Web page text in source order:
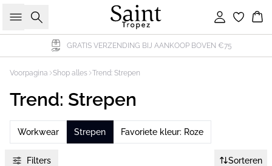
Zoeken Inloggen
GRATIS VERZENDING BIJ AANKOOP BOVEN €75
Voorpagina Shop alles Trend: Strepen
Trend: Strepen
Workwear Strepen Favoriete kleur: Roze
Filters Sorteren